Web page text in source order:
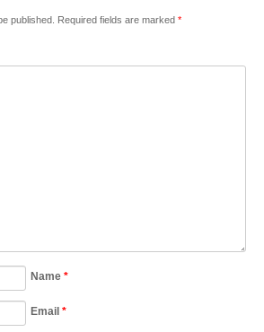
published. Required fields are marked *
Name*
Email*